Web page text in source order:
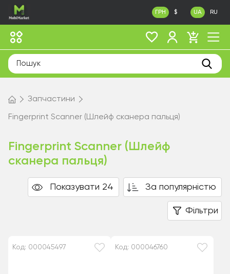
ГРН $ UA RU
Запчастини
Fingerprint Scanner (Шлейф сканера пальця)
Fingerprint Scanner (Шлейф
сканера пальця)
Показувати 24 За популярністю
Фільтри
Код: 000045497 Код: 000046760